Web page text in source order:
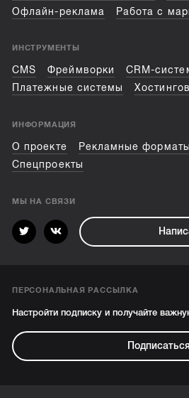
Офлайн-реклама
Работа с
ИНСТРУМЕНТЫ
CMS Фреймворки
CRM-
Платежные системы
ИНФОРМАЦИЯ
О проекте Рекламные форматы
Спецпроекты
МЫ НА СВЯЗИ
ПЕРСОНАЛЬНАЯ РАССЫЛКА
Настройти подписку и получайте
Подписаться